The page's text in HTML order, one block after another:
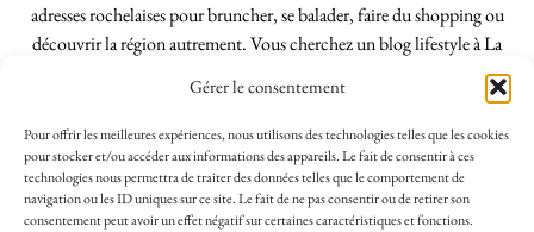
Gérer le consentement
Pour offrir les meilleures expériences, nous utilisons des technologies telles que les cookies
pour stocker et/ou accéder aux informations des appareils. Le fait de consentir à ces
technologies nous permettra de traiter des données telles que le comportement de
navigation ou les ID uniques sur ce site. Le fait de ne pas consentir ou de retirer son
consentement peut avoir un effet négatif sur certaines caractéristiques et fonctions.
adresses rochelaises pour bruncher, se balader, faire du shopping ou
découvrir la région autrement. Vous cherchez un blog lifestyle à La
Rochelle, tenu par une locale ? Vous êtes au bon endroit. Que vous
soyez Rochelais·e ou de passage dans notre belle ville, j’espère que mes
articles vous aideront à profiter de La Rochelle comme un·e vrai·e
initié·e. !